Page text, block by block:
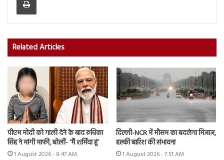
Related Articles
पीएम मोदी को गाली देने के बाद रुचिका
सिंह ने मांगी माफी, बोलीं- ‘मैं शर्मिंदा हूं’
1 August 2026 - 8:47 AM
दिल्ली-NCR में मौसम का बदलेगा मिजाज,
हल्की बारिश की संभावना
1 August 2026 - 7:51 AM